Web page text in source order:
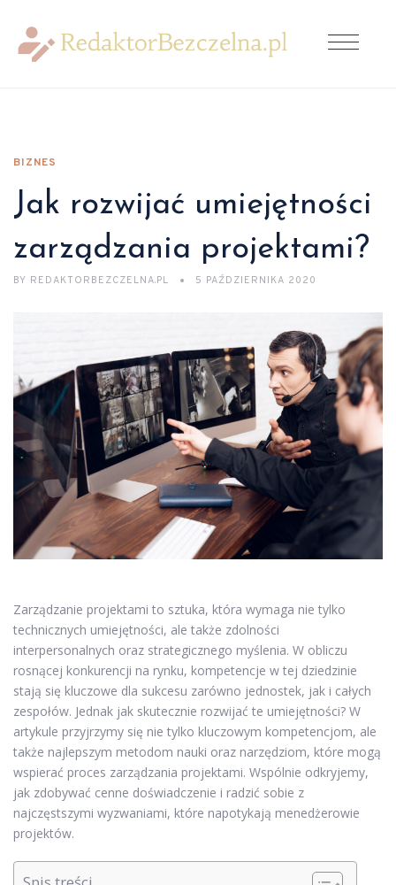
BIZNES
Jak rozwijać umiejętności
zarządzania projektami?
BY REDAKTORBEZCZELNA.PL 5 PAŹDZIERNIKA 2020
Zarządzanie projektami to sztuka, która wymaga nie tylko
technicznych umiejętności, ale także zdolności
interpersonalnych oraz strategicznego myślenia. W obliczu
rosnącej konkurencji na rynku, kompetencje w tej dziedzinie
stają się kluczowe dla sukcesu zarówno jednostek, jak i całych
zespołów. Jednak jak skutecznie rozwijać te umiejętności? W
artykule przyjrzymy się nie tylko kluczowym kompetencjom, ale
także najlepszym metodom nauki oraz narzędziom, które mogą
wspierać proces zarządzania projektami. Wspólnie odkryjemy,
jak zdobywać cenne doświadczenie i radzić sobie z
najczęstszymi wyzwaniami, które napotykają menedżerowie
projektów.